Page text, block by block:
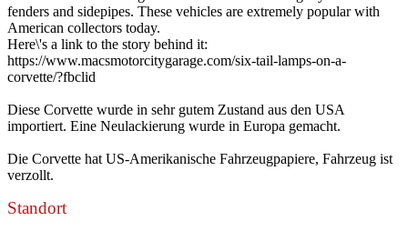
fenders and sidepipes. These vehicles are extremely popular with
American collectors today.
Here\'s a link to the story behind it:
https://www.macsmotorcitygarage.com/six-tail-lamps-on-a-
corvette/?fbclid
Diese Corvette wurde in sehr gutem Zustand aus den USA
importiert. Eine Neulackierung wurde in Europa gemacht.
Die Corvette hat US-Amerikanische Fahrzeugpapiere, Fahrzeug ist
verzollt.
Standort